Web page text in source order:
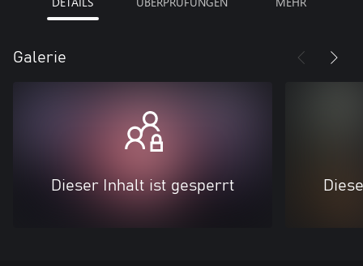
Galerie
Dieser Inhalt ist gesperrt